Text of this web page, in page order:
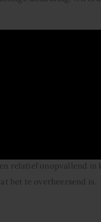
wit exemplaar. Nog
met het zweet op
te gaan.
modewereld. Dit jaar
dat een dierenprintje
relatief onopvallend
het te overheersend is.